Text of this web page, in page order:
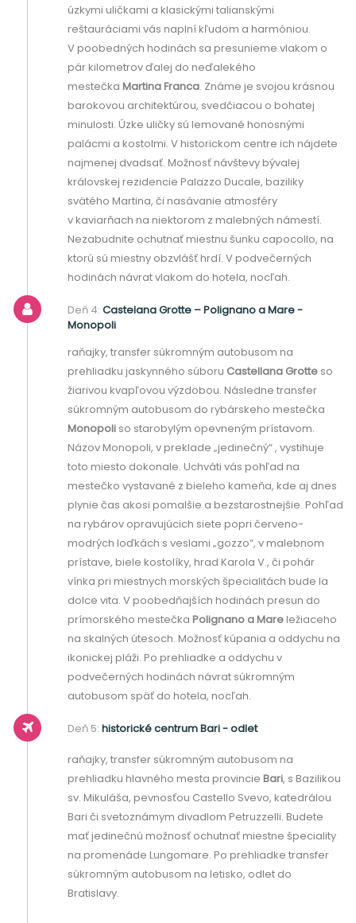
úzkymi uličkami a klasickými talianskými
reštauráciami vás naplní kľudom a harmóniou.
V poobedných hodinách sa presunieme vlakom o
pár kilometrov ďalej do neďalekého
mestečka Martina Franca. Známe je svojou krásnou
barokovou architektúrou, svedčiacou o bohatej
minulosti. Úzke uličky sú lemované honosnými
palácmi a kostolmi. V historickom centre ich nájdete
najmenej dvadsať. Možnosť návštevy bývalej
královskej rezidencie Palazzo Ducale, baziliky
svätého Martina, či nasávanie atmosféry
v kaviarňach na niektorom z malebných námestí.
Nezabudnite ochutnať miestnu šunku capocollo, na
ktorú sú miestny obzvlášť hrdí. V podvečerných
hodinách návrat vlakom do hotela, nocľah.
Deň 4: Castelana Grotte – Polignano a Mare -
Monopoli
raňajky, transfer súkromným autobusom na
prehliadku jaskynného súboru Castellana Grotte so
žiarivou kvapľovou výzdobou. Následne transfer
súkromným autobusom do rybárskeho mestečka
Monopoli so starobylým opevneným prístavom.
Názov Monopoli, v preklade „jedinečný“ , vystihuje
toto miesto dokonale. Uchváti vás pohľad na
mestečko vystavané z bieleho kameňa, kde aj dnes
plynie čas akosi pomalšie a bezstarostnejšie. Pohľad
na rybárov opravujúcich siete popri červeno-
modrých loďkách s veslami „gozzo“, v malebnom
prístave, biele kostolíky, hrad Karola V., či pohár
vínka pri miestnych morských špecialitách bude la
dolce vita. V poobedňajších hodinách presun do
prímorského mestečka Polignano a Mareležiaceho
na skalných útesoch. Možnosť kúpania a oddychu na
ikonickej pláži. Po prehliadke a oddychu v
podvečerných hodinách návrat súkromným
autobusom späť do hotela, nocľah.
Deň 5: historické centrum Bari - odlet
raňajky, transfer súkromným autobusom na
prehliadku hlavného mesta provincie Bari, s Bazilikou
sv. Mikuláša, pevnosťou Castello Svevo, katedrálou
Bari či svetoznámym divadlom Petruzzelli. Budete
mať jedinečnú možnosť ochutnať miestne špeciality
na promenáde Lungomare. Po prehliadke transfer
súkromným autobusom na letisko, odlet do
Bratislavy.